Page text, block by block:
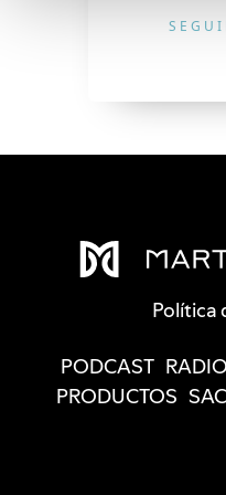
Política
PODCAST RADIO
PRODUCTOS